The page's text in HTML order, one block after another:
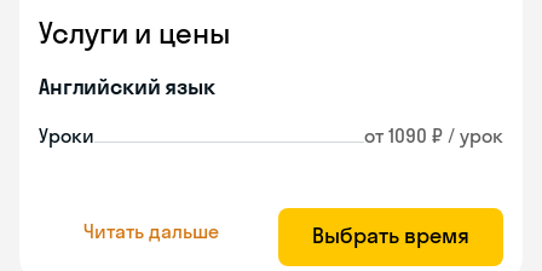
Услуги и цены
Английский язык
Уроки от 1090 ₽ / урок
Читать дальше Выбрать время